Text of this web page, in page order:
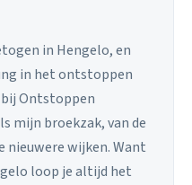
in Hengelo, en
in het ontstoppen
Ontstoppen
mijn broekzak, van de
nieuwere wijken. Want
loop je altijd het